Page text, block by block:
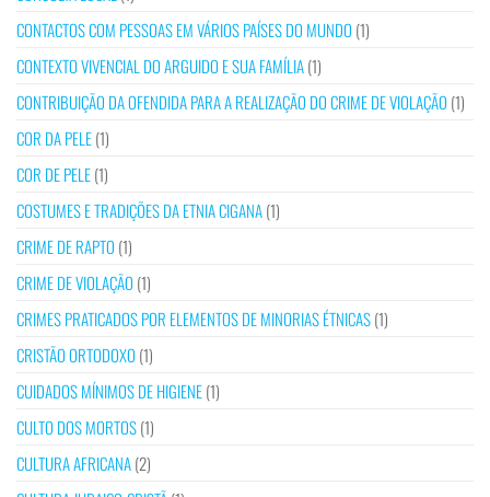
CONTACTOS COM PESSOAS EM VÁRIOS PAÍSES DO MUNDO (1)
CONTEXTO VIVENCIAL DO ARGUIDO E SUA FAMÍLIA(1)
CONTRIBUIÇÃO DA OFENDIDA PARA A REALIZAÇÃO DO CRIME DE VIOLAÇÃO (1)
COR DA PELE(1)
COR DE PELE(1)
COSTUMES E TRADIÇÕES DA ETNIA CIGANA(1)
CRIME DE RAPTO (1)
CRIME DE VIOLAÇÃO (1)
CRIMES PRATICADOS POR ELEMENTOS DE MINORIAS ÉTNICAS(1)
CRISTÃO ORTODOXO (1)
CUIDADOS MÍNIMOS DE HIGIENE(1)
CULTO DOS MORTOS(1)
CULTURA AFRICANA(2)